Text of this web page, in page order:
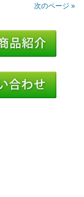
次のページ »